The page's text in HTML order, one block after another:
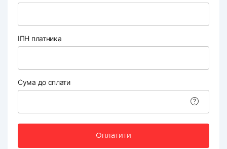
ІПН платника
Сума до сплати
Оплатити